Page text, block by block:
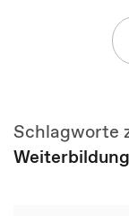
Schlagworte
Weiterbildung